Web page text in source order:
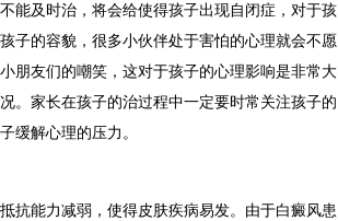
及时治，将会给使得孩子出现自闭症，对于孩
子的容貌，很多小伙伴处于害怕的心理就会不愿
朋友们的嘲笑，这对于孩子的心理影响是非常大
。家长在孩子的治过程中一定要时常关注孩子的
缓解心理的压力。
能力减弱，使得皮肤疾病易发。由于白癜风患